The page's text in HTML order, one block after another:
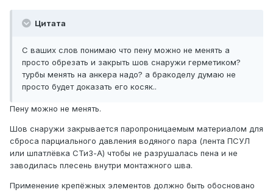
Цитата
С ваших слов понимаю что пену можно не менять а
просто обрезать и закрыть шов снаружи герметиком?
турбы менять на анкера надо? а бракоделу думаю не
просто будет доказать его косяк..
Пену можно не менять.
Шов снаружи закрывается паропроницаемым материалом для
сброса парциального давления водяного пара (лента ПСУЛ
или шпатлёвка СТиЗ-А) чтобы не разрушалась пена и не
заводилась плесень внутри монтажного шва.
Применение крепёжных элементов должно быть обосновано